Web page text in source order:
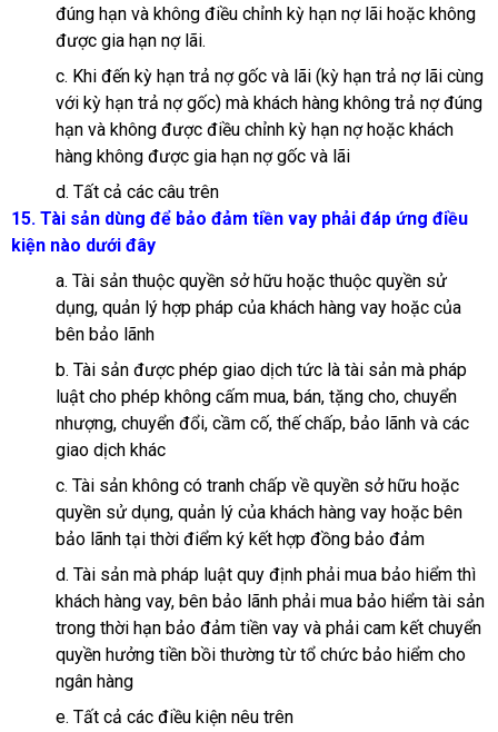
đúng hạn và không điều chỉnh kỳ hạn nợ lãi hoặc không
được gia hạn nợ lãi.
c. Khi đến kỳ hạn trả nợ gốc và lãi (kỳ hạn trả nợ lãi cùng
với kỳ hạn trả nợ gốc) mà khách hàng không trả nợ đúng
hạn và không được điều chỉnh kỳ hạn nợ hoặc khách
hàng không được gia hạn nợ gốc và lãi
d. Tất cả các câu trên
15. Tài sản dùng để bảo đảm tiền vay phải đáp ứng điều
kiện nào dưới đây
a. Tài sản thuộc quyền sở hữu hoặc thuộc quyền sử
dụng, quản lý hợp pháp của khách hàng vay hoặc của
bên bảo lãnh
b. Tài sản được phép giao dịch tức là tài sản mà pháp
luật cho phép không cấm mua, bán, tặng cho, chuyển
nhượng, chuyển đổi, cầm cố, thế chấp, bảo lãnh và các
giao dịch khác
c. Tài sản không có tranh chấp về quyền sở hữu hoặc
quyền sử dụng, quản lý của khách hàng vay hoặc bên
bảo lãnh tại thời điểm ký kết hợp đồng bảo đảm
d. Tài sản mà pháp luật quy định phải mua bảo hiểm thì
khách hàng vay, bên bảo lãnh phải mua bảo hiểm tài sản
trong thời hạn bảo đảm tiền vay và phải cam kết chuyển
quyền hưởng tiền bồi thường từ tổ chức bảo hiểm cho
ngân hàng
e. Tất cả các điều kiện nêu trên